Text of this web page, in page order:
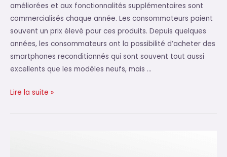
améliorées et aux fonctionnalités supplémentaires sont
commercialisés chaque année. Les consommateurs paient
souvent un prix élevé pour ces produits. Depuis quelques
années, les consommateurs ont la possibilité d’acheter des
smartphones reconditionnés qui sont souvent tout aussi
excellents que les modèles neufs, mais …
Pourquoi
Lire la suite »